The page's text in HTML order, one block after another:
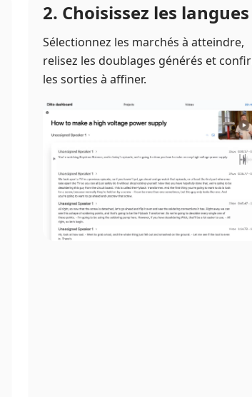
2. Choisissez les langues
Sélectionnez les marchés à atteindre,
relisez les doublages générés et
les sorties à affiner.